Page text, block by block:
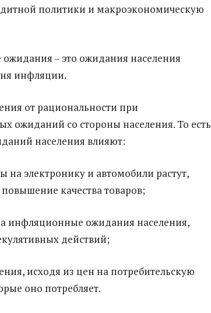
политики и макроэкономическую
– это ожидания населения
инфляции.
от рациональности при
ожиданий со стороны населения. То есть
населения влияют:
на электронику и автомобили растут,
качества товаров;
инфляционные ожидания населения,
действий;
исходя из цен на потребительскую
оно потребляет.